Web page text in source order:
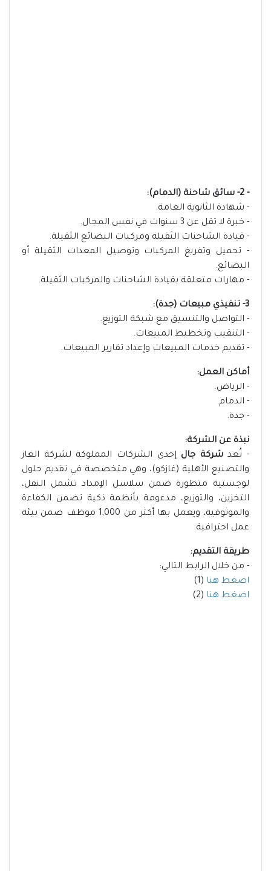
- 2- سائق شاحنة (الدمام):
- شهادة الثانوية العامة.
- خبرة لا تقل عن 3 سنوات في نفس المجال.
- قيادة الشاحنات الثقيلة ومركبات البضائع الثقيلة.
- تحميل وتفريغ المركبات وتوصيل المعدات الثقيلة أو
البضائع.
- مهارات متعلقة بقيادة الشاحنات والمركبات الثقيلة.
3- تنفيذي مبيعات (جدة):
- التواصل والتنسيق مع شبكة التوزيع.
- التنقيب وتخطيط المبيعات.
- تقديم خدمات المبيعات وإعداد تقارير المبيعات.
أماكن العمل:
- الرياض.
- الدمام.
- جدة.
نبذة عن الشركة:
- تُعدشركة جال إحدى الشركات المملوكة لشركة الغاز
والتصنيع الأهلية (غازكو)، وهي متخصصة في تقديم حلول
لوجستية متطورة ضمن سلاسل الإمداد تشمل النقل،
التخزين، والتوزيع، مدعومة بأنظمة ذكية تضمن الكفاءة
والموثوقية، ويعمل بها أكثر من 1,000 موظف ضمن بيئة
عمل احترافية.
طريقة التقديم:
- من خلال الرابط التالي:
اضغط هنا (1)
اضغط هنا (2)